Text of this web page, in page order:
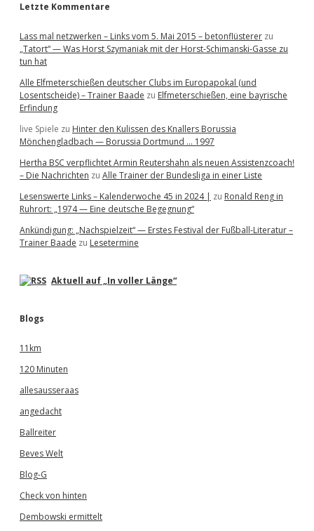
Letzte Kommentare
Lass mal netzwerken – Links vom 5. Mai 2015 – betonflüsterer zu
„Tatort“ — Was Horst Szymaniak mit der Horst-Schimanski-Gasse zu
tun hat
Alle Elfmeterschießen deutscher Clubs im Europapokal (und
Losentscheide) – Trainer Baade zu Elfmeterschießen, eine bayrische
Erfindung
live Spiele zu Hinter den Kulissen des Knallers Borussia
Mönchengladbach — Borussia Dortmund … 1997
Hertha BSC verpflichtet Armin Reutershahn als neuen Assistenzcoach!
– Die Nachrichten zu Alle Trainer der Bundesliga in einer Liste
Lesenswerte Links – Kalenderwoche 45 in 2024 | zu Ronald Reng in
Ruhrort: „1974 — Eine deutsche Begegnung“
Ankündigung: „Nachspielzeit“ — Erstes Festival der Fußball-Literatur –
Trainer Baade zu Lesetermine
Aktuell auf „In voller Länge“
Blogs
11km
120 Minuten
allesausseraas
angedacht
Ballreiter
Beves Welt
Blog-G
Check von hinten
Dembowski ermittelt